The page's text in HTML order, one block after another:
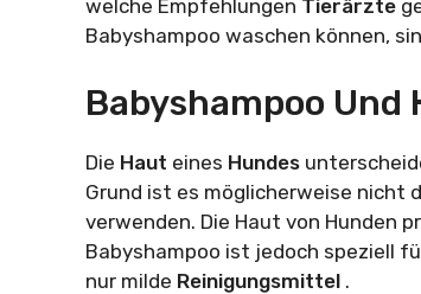
welche Empfehlungen Tierärzte
Babyshampoo waschen können,
Babyshampoo Und
Die Haut eines Hundes
Grund ist es möglicherweise nicht
verwenden. Die Haut von Hunden
Babyshampoo ist jedoch speziell
nur milde Reinigungsmittel .